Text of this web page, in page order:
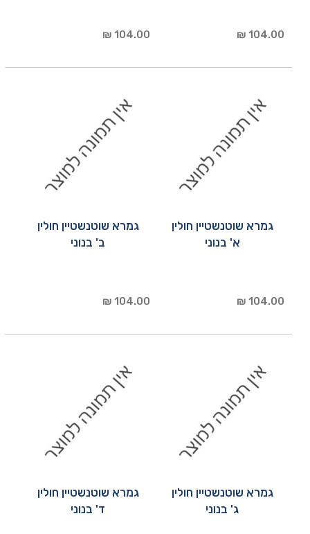
104.00 ₪
104.00 ₪
גמרא שוטנשטיין חולין
א' בנוני
104.00 ₪
גמרא שוטנשטיין חולין
ב' בנוני
104.00 ₪
גמרא שוטנשטיין חולין
ג' בנוני
גמרא שוטנשטיין חולין
ד' בנוני